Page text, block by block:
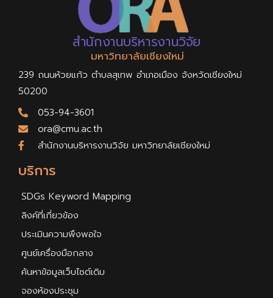
บริการ
SDGs Keyword Mapping
ลิงค์ที่เกี่ยวข้อง
ประเมินความพึงพอใจ
ศูนย์เครื่องมือกลาง
ค้นหาข้อมูลเว็บไซต์เดิม
จองห้องประชุม
สำนักงานบริหารงานวิจัย
มหาวิทยาลัยเชียงใหม่
239 ถนนห้วยแก้ว ตำบลสุเทพ อำเภอเมือง จังหวัดเชียงใหม่
50200
053-94-3601
ora@cmu.ac.th
สำนักงานบริหารงานวิจัย มหาวิทยาลัยเชียงใหม่